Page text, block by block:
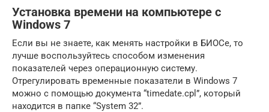
Установка времени на компьютере с
Windows 7
Если вы не знаете, как менять настройки в БИОСе, то
лучше воспользуйтесь способом изменения
показателей через операционную систему.
Отрегулировать временные показатели в Windows 7
можно с помощью документа “timedate.cpl”, который
находится в папке “System 32”.